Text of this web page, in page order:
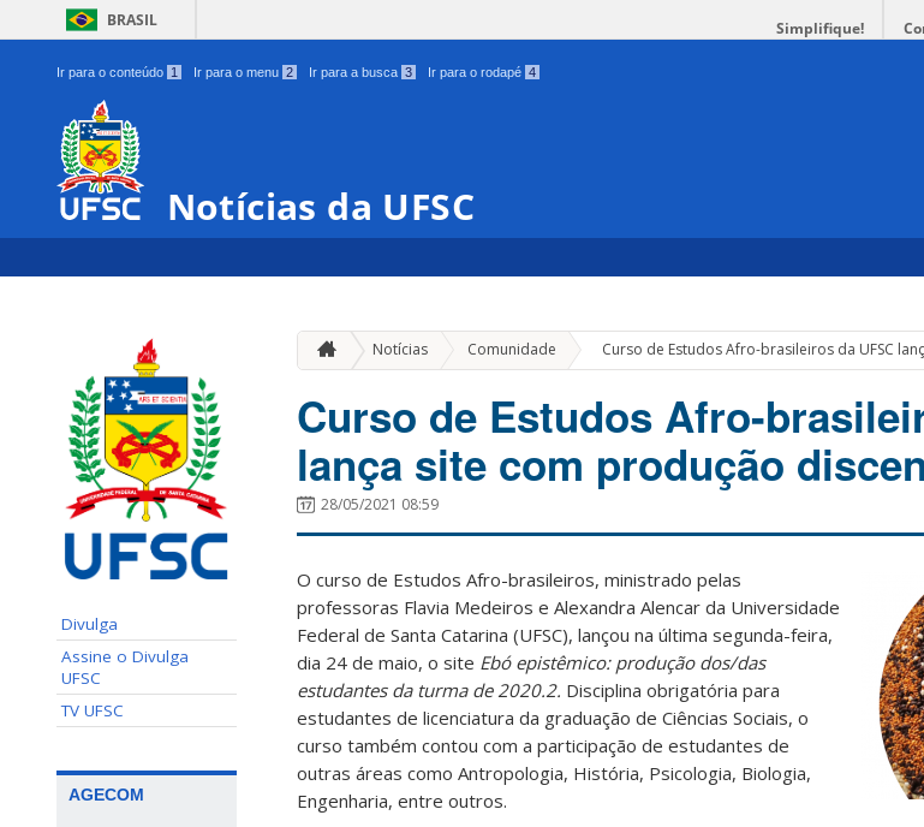
BRASIL Simplifique!
Ir para o conteúdo 1 Ir para o menu 2 Ir para a busca 3 Ir para o rodapé 4
Notícias da UFSC
Divulga
Assine o Divulga
UFSC
TV UFSC
AGECOM
Notícias Comunidade » Curso de Estudos Afro-brasileiros da UFSC
Curso de Estudos Afro-
lança site com produção
28/05/2021 08:59
O curso de Estudos Afro-brasileiros, ministrado pelas
professoras Flavia Medeiros e Alexandra Alencar da Universidade
Federal de Santa Catarina (UFSC), lançou na última segunda-feira,
dia 24 de maio, o site Ebó epistêmico: produção dos/das
estudantes da turma de 2020.2. Disciplina obrigatória para
estudantes de licenciatura da graduação de Ciências Sociais, o
curso também contou com a participação de estudantes de
outras áreas como Antropologia, História, Psicologia, Biologia,
Engenharia, entre outros.